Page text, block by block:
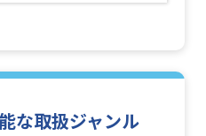
な取扱ジャンル